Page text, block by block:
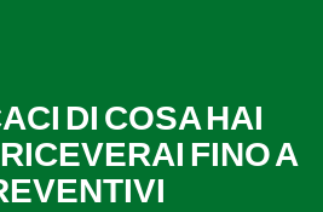
DI COSA HAI
FINO A